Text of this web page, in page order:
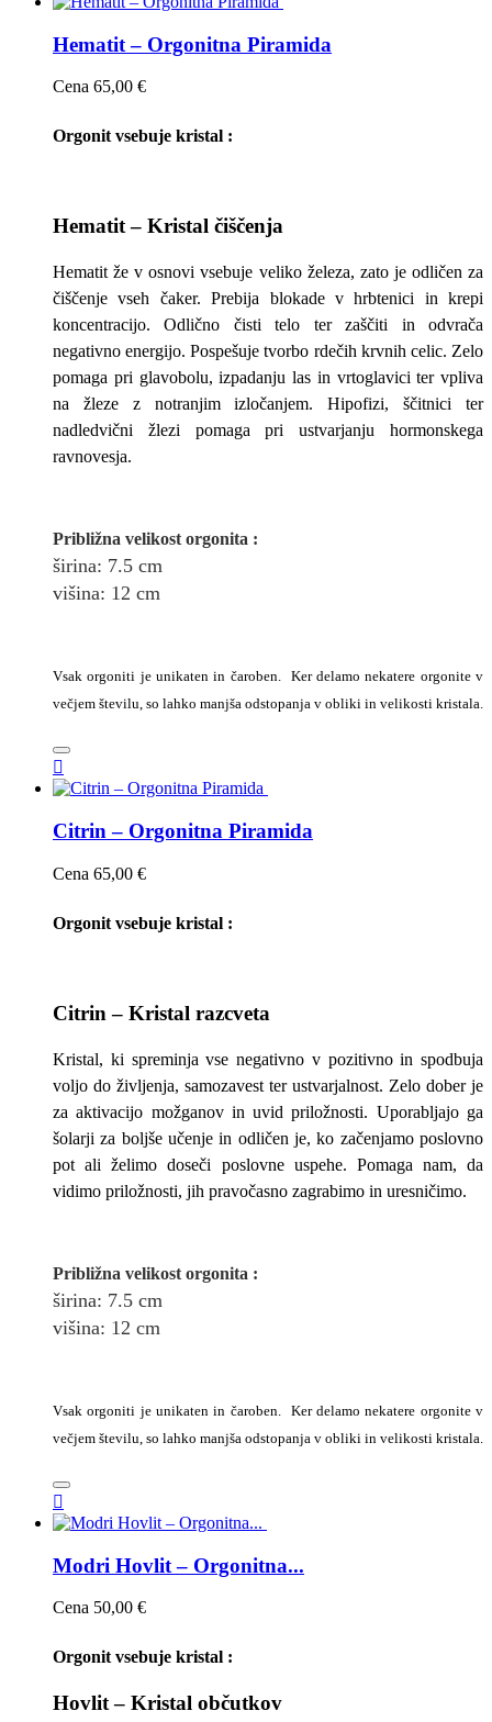
Hematit – Orgonitna Piramida
Cena 65,00 €
Orgonit vsebuje kristal :
Hematit – Kristal čiščenja
Hematit že v osnovi vsebuje veliko železa, zato je odličen za
čiščenje vseh čaker. Prebija blokade v hrbtenici in krepi
koncentracijo. Odlično čisti telo ter zaščiti in odvrača
negativno energijo. Pospešuje tvorbo rdečih krvnih celic. Zelo
pomaga pri glavobolu, izpadanju las in vrtoglavici ter vpliva
na žleze z notranjim izločanjem. Hipofizi, ščitnici ter
nadledvični žlezi pomaga pri ustvarjanju hormonskega
ravnovesja.
Približna velikost orgonita :
širina: 7.5 cm
višina: 12 cm
Vsak orgoniti je unikaten in čaroben. Ker delamo nekatere orgonite v
večjem številu, so lahko manjša odstopanja v obliki in velikosti kristala.

Citrin – Orgonitna Piramida
Cena 65,00 €
Orgonit vsebuje kristal :
Citrin – Kristal razcveta
Kristal, ki spreminja vse negativno v pozitivno in spodbuja
voljo do življenja, samozavest ter ustvarjalnost. Zelo dober je
za aktivacijo možganov in uvid priložnosti. Uporabljajo ga
šolarji za boljše učenje in odličen je, ko začenjamo poslovno
pot ali želimo doseči poslovne uspehe. Pomaga nam, da
vidimo priložnosti, jih pravočasno zagrabimo in uresničimo.
Približna velikost orgonita :
širina: 7.5 cm
višina: 12 cm
Vsak orgoniti je unikaten in čaroben. Ker delamo nekatere orgonite v
večjem številu, so lahko manjša odstopanja v obliki in velikosti kristala.

Modri Hovlit – Orgonitna...
Cena 50,00 €
Orgonit vsebuje kristal :
Hovlit – Kristal občutkov